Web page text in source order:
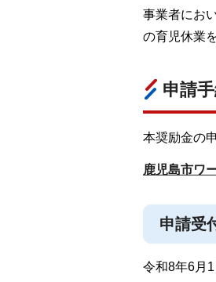
事業者にお
の育児休業
申請
本奨励金の
鹿児島市ワ
申請受
令和8年6月